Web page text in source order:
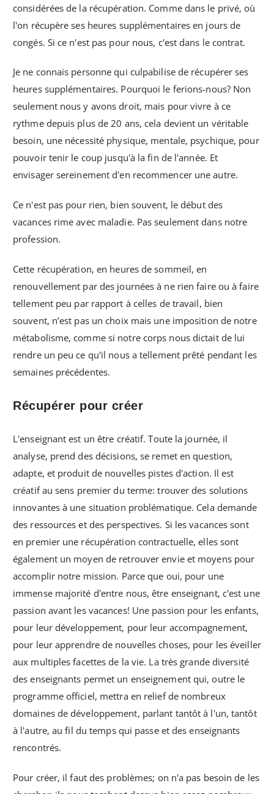
considérées de la récupération. Comme dans le privé, où
l'on récupère ses heures supplémentaires en jours de
congés. Si ce n'est pas pour nous, c'est dans le contrat.
Je ne connais personne qui culpabilise de récupérer ses
heures supplémentaires. Pourquoi le ferions-nous? Non
seulement nous y avons droit, mais pour vivre à ce
rythme depuis plus de 20 ans, cela devient un véritable
besoin, une nécessité physique, mentale, psychique, pour
pouvoir tenir le coup jusqu'à la fin de l'année. Et
envisager sereinement d'en recommencer une autre.
Ce n'est pas pour rien, bien souvent, le début des
vacances rime avec maladie. Pas seulement dans notre
profession.
Cette récupération, en heures de sommeil, en
renouvellement par des journées à ne rien faire ou à faire
tellement peu par rapport à celles de travail, bien
souvent, n’est pas un choix mais une imposition de notre
métabolisme, comme si notre corps nous dictait de lui
rendre un peu ce qu'il nous a tellement prêté pendant les
semaines précédentes.
Récupérer pour créer
L'enseignant est un être créatif. Toute la journée, il
analyse, prend des décisions, se remet en question,
adapte, et produit de nouvelles pistes d'action. Il est
créatif au sens premier du terme: trouver des solutions
innovantes à une situation problématique. Cela demande
des ressources et des perspectives. Si les vacances sont
en premier une récupération contractuelle, elles sont
également un moyen de retrouver envie et moyens pour
accomplir notre mission. Parce que oui, pour une
immense majorité d'entre nous, être enseignant, c'est une
passion avant les vacances! Une passion pour les enfants,
pour leur développement, pour leur accompagnement,
pour leur apprendre de nouvelles choses, pour les éveiller
aux multiples facettes de la vie. La très grande diversité
des enseignants permet un enseignement qui, outre le
programme officiel, mettra en relief de nombreux
domaines de développement, parlant tantôt à l'un, tantôt
à l'autre, au fil du temps qui passe et des enseignants
rencontrés.
Pour créer, il faut des problèmes; on n'a pas besoin de les